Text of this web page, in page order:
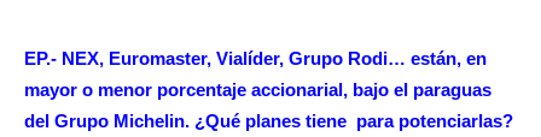
EP.- NEX, Euromaster, Vialíder, Grupo Rodi… están, en
mayor o menor porcentaje accionarial, bajo el paraguas
del Grupo Michelin. ¿Qué planes tiene para potenciarlas?